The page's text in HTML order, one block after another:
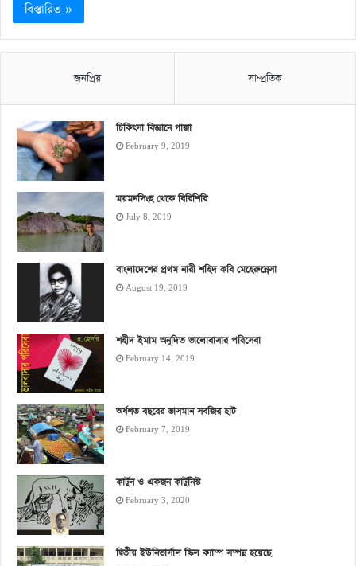
বিস্তারিত »
জনপ্রিয় সাম্প্রতিক
চিকিৎসা বিজ্ঞানে গাজা
February 9, 2019
ময়মনসিংহ থেকে বিরিশিরি
July 8, 2019
বাংলাদেশের প্রথম নারী শহিদ কবি মেহেরুন্নেসা
August 19, 2019
শহীদ ইমাম অনূদিত ভালোবাসার পরিসেবা
February 14, 2019
অর্ধশত বছরের ভাসমান সবজির হাট
February 7, 2019
কার্টুন ও একজন কার্টুনিস্ট
February 3, 2020
দ্বিতীয় ইউনিভার্সাল স্কিল ক্যাম্প সম্পন্ন হয়েছে